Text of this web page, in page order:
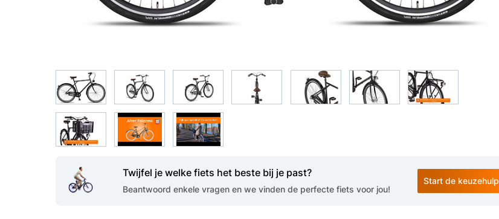
Twijfel je welke fiets het beste bij je past?
Beantwoord enkele vragen en we vinden de perfecte fiets voor jou!
Start de keuzehulp